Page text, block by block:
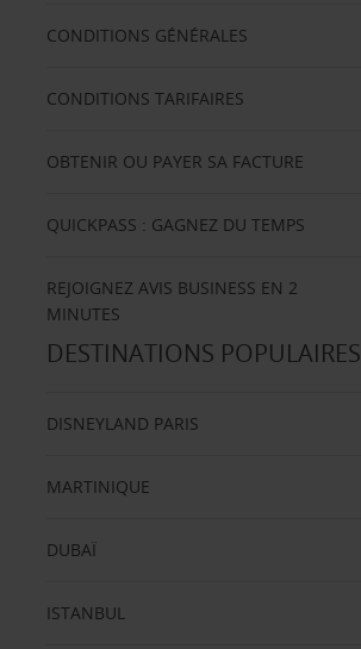
CONDITIONS GÉNÉRALES
CONDITIONS TARIFAIRES
OBTENIR OU PAYER SA FACTURE
QUICKPASS : GAGNEZ DU TEMPS
REJOIGNEZ AVIS BUSINESS EN 2
MINUTES
DESTINATIONS POPULAIRES
DISNEYLAND PARIS
MARTINIQUE
DUBAÏ
ISTANBUL